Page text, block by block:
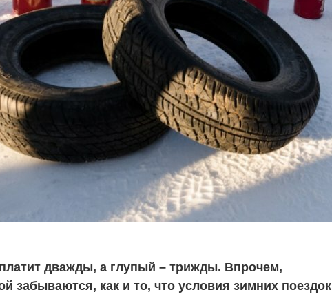
дважды, а глупый – трижды. Впрочем,
забываются, как и то, что условия зимних поездок